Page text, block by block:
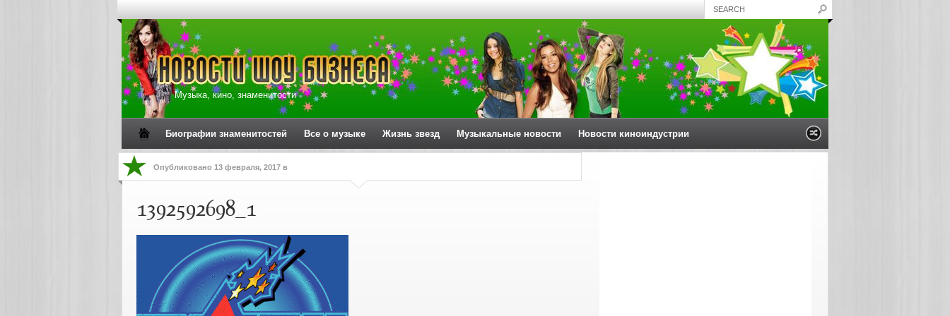
Музыка, кино, знаменитости
Биографии знаменитостей Все о музыке Жизнь звезд Музыкальные новости Новости киноиндустрии
Опубликовано 13 февраля, 2017 в
1392592698_1